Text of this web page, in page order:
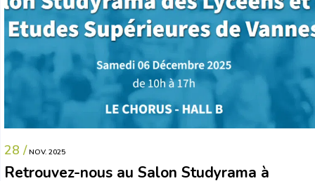
28 / NOV. 2025
Retrouvez-nous au Salon Studyrama à